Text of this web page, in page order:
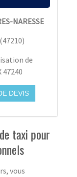
NARESSE
(47210)
de
DEVIS
taxi pour
vous